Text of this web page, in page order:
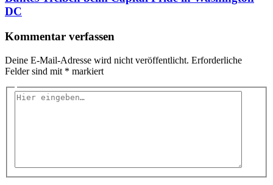
DC
Kommentar verfassen
Deine E-Mail-Adresse wird nicht veröffentlicht. Erforderliche
Felder sind mit * markiert
Hier